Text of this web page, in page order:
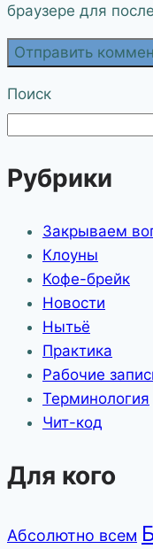
браузере для
Поиск
Рубрики
Закрываем
Клоуны
Кофе-брейк
Новости
Нытьё
Практика
Рабочие
Терминология
Чит-код
Для кого
Абсолютно всем